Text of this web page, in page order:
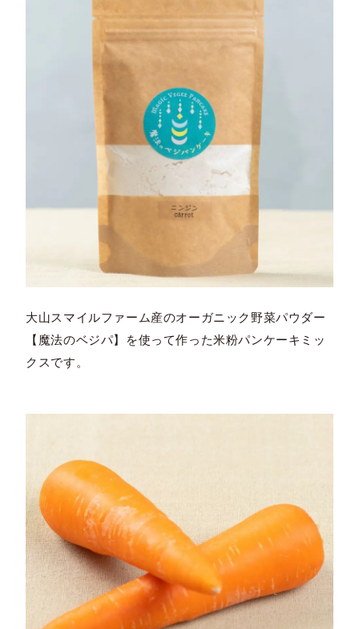
大山スマイルファーム産のオーガニック野菜パウダー
【魔法のベジパ】を使って作った米粉パンケーキミッ
クスです。